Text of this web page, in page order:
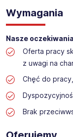
Wymagania
Nasze
Oferta pracy
z uwagi na
Chęć do
Brak